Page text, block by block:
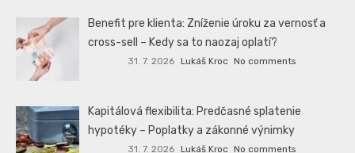
Benefit pre klienta: Zníženie úroku za vernosť a
cross-sell – Kedy sa to naozaj oplatí?
31. 7. 2026 Lukáš Kroc No comments
Kapitálová flexibilita: Predčasné splatenie
hypotéky – Poplatky a zákonné výnimky
31. 7. 2026 Lukáš Kroc No comments